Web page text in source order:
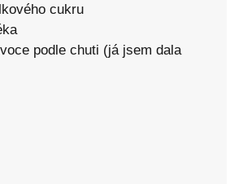
cukru
podle chuti (já jsem dala